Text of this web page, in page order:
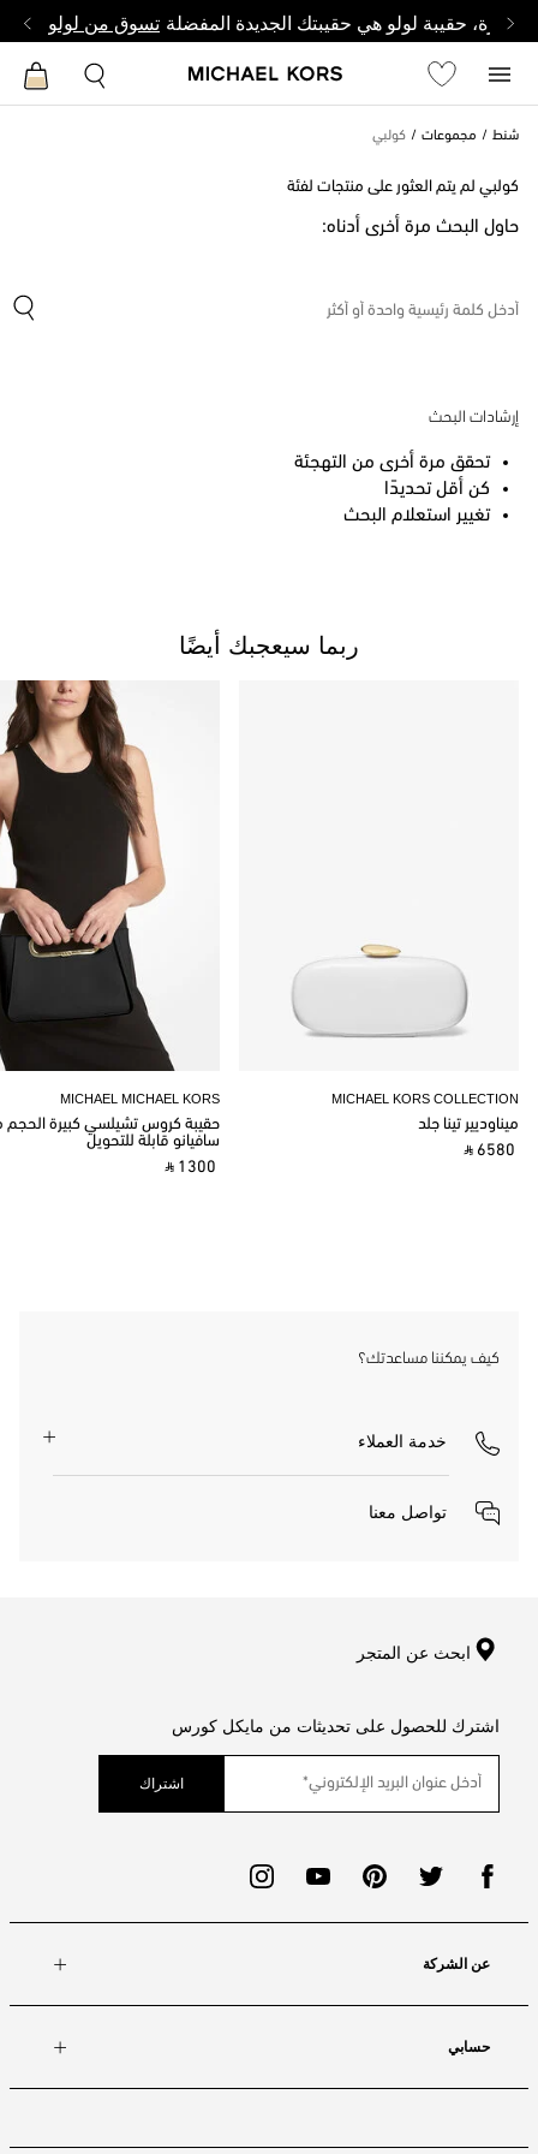
وصغيرة، حقيبة لولو هي حقيبتك الجديدة المفضلة تسوق من لولو
شنط مجموعات كولبي
كولبي لم يتم العثور على منتجات لفئة
حاول البحث مرة أخرى أدناه:
إرشادات البحث
تحقق مرة أخرى من التهجئة
كن أقل تحديدًا
تغيير استعلام البحث
ربما سيعجبك أيضًا
MICHAEL MICHAEL KORS
حقيبة كروس تشيلسي كبيرة الحجم
سافيانو قابلة للتحويل
‎ ⃁ 1300 ‎
MICHAEL KORS COLLECTION
ميناوديير تينا جلد
‎ ⃁ 6580 ‎
كيف يمكننا مساعدتك؟
خدمة العملاء
تواصل معنا
ابحث عن المتجر
اشترك للحصول على تحديثات من مايكل كورس
اشتراك
عن الشركة
حسابي